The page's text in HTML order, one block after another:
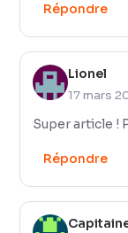
Répondre
Lionel
17 mars
Super article !
Répondre